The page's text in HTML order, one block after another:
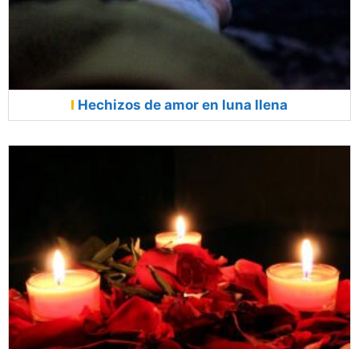
Hechizos de amor en luna llena